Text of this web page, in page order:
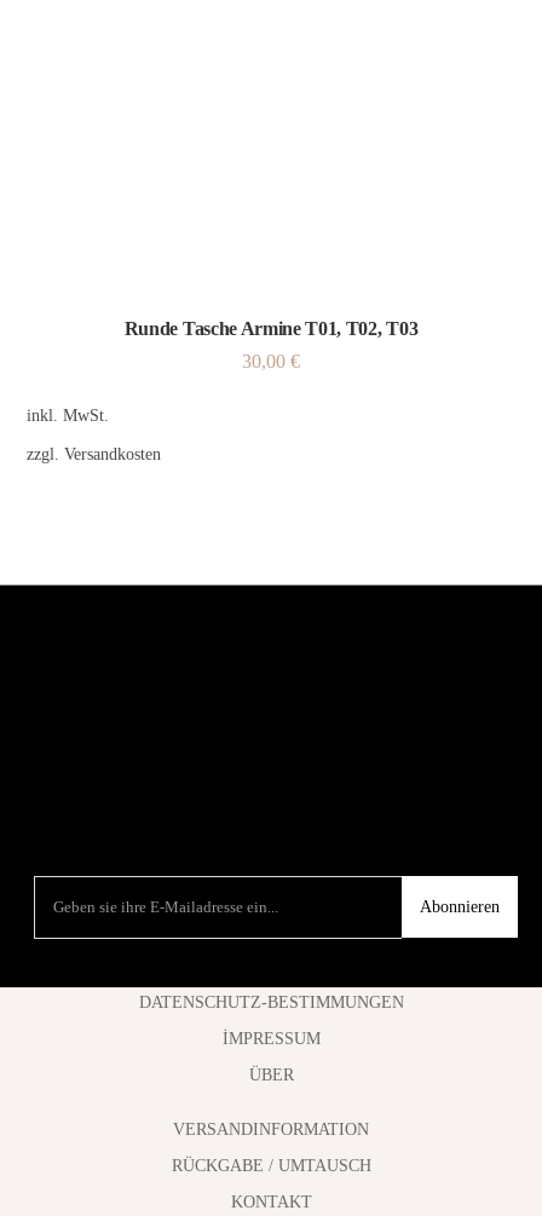
Runde Tasche Armine T01, T02, T03
30,00 €
inkl. MwSt.
zzgl.Versandkosten
Abonnieren
DATENSCHUTZ-BESTIMMUNGEN
İMPRESSUM
ÜBER
VERSANDINFORMATION
RÜCKGABE / UMTAUSCH
KONTAKT